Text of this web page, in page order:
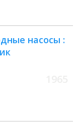
насосы :